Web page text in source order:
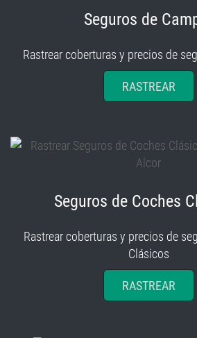
Seguros de
Rastrear coberturas y precios de
RASTREAR
Seguros de Coches
Rastrear coberturas y precios de
Clásicos
RASTREAR